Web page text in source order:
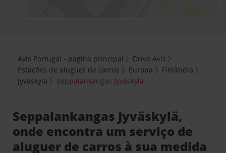
Avis Portugal - página principal
Drive Avis
Estações de aluguer de carros
Europa
Finlândia
Jyväskylä
Seppalankangas Jyväskylä
Seppalankangas Jyväskylä,
onde encontra um serviço de
aluguer de carros à sua medida